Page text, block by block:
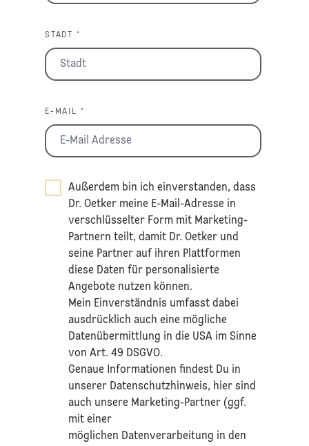
STADT *
E-MAIL *
Außerdem bin ich einverstanden, dass
Dr. Oetker meine E-Mail-Adresse in
verschlüsselter Form mit Marketing-
Partnern teilt, damit Dr. Oetker und
seine Partner auf ihren Plattformen
diese Daten für personalisierte
Angebote nutzen können.
Mein Einverständnis umfasst dabei
ausdrücklich auch eine mögliche
Datenübermittlung in die USA im Sinne
von Art. 49 DSGVO.​
​Genaue Informationen findest Du in
unserer Datenschutzhinweis, hier sind
auch unsere Marketing-Partner (ggf.
mit einer
möglichen Datenverarbeitung in den